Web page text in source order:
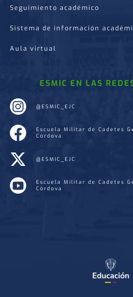
Seguimiento académico
Sistema de información
Aula virtual
ESMIC EN LAS
@ESMIC_EJC
Escuela Militar de Cadetes
Córdova
@ESMIC_EJC
Escuela Militar de Cadetes
Córdova